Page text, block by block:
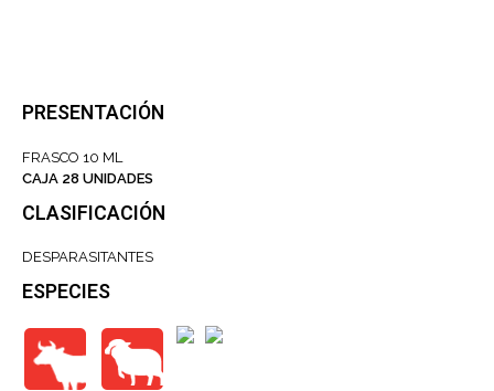
PRESENTACIÓN
FRASCO 10 ML
CAJA 28 UNIDADES
CLASIFICACIÓN
DESPARASITANTES
ESPECIES